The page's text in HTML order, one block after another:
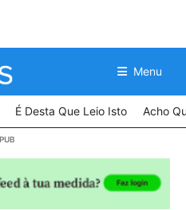
Menu
É Desta Que Leio Isto Acho